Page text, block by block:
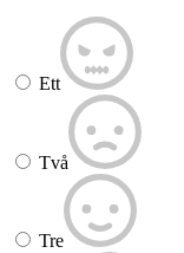
Ett
Två
Tre